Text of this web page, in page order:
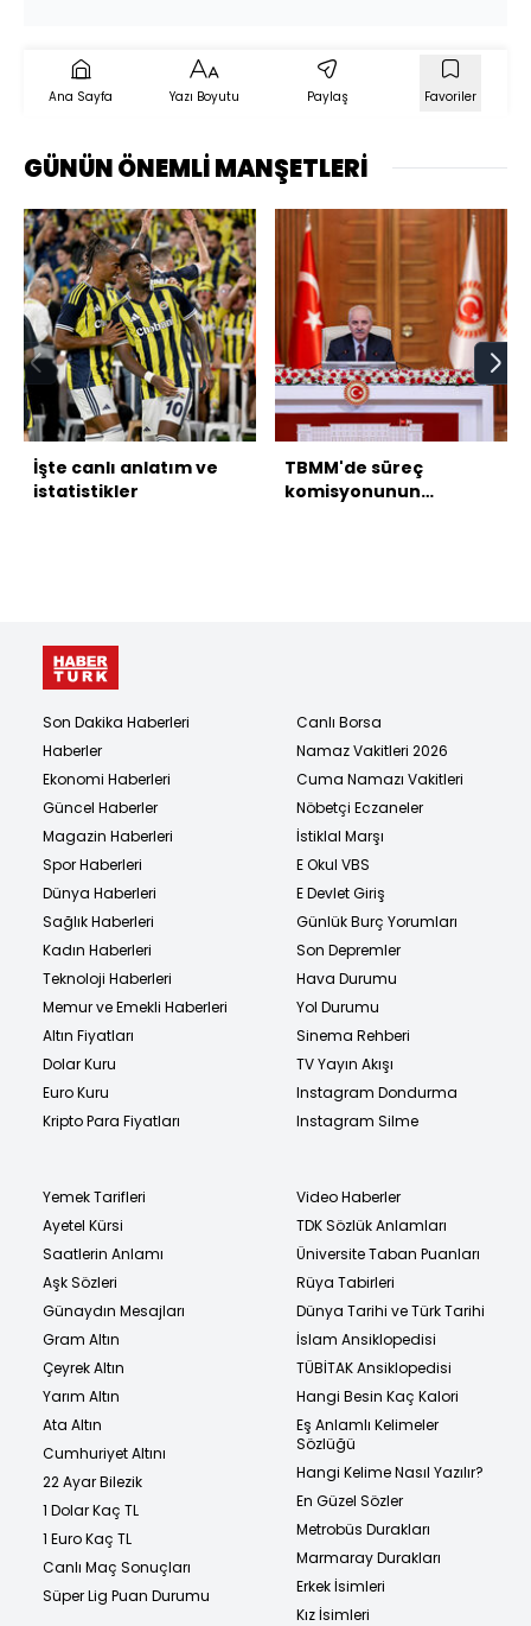
Ana Sayfa Yazı Boyutu Paylaş Favoriler
GÜNÜN ÖNEMLİ MANŞETLERİ
İşte canlı anlatım ve
istatistikler
TBMM'de süreç
komisyonunun
Son Dakika Haberleri
Haberler
Ekonomi Haberleri
Güncel Haberler
Magazin Haberleri
Spor Haberleri
Dünya Haberleri
Sağlık Haberleri
Kadın Haberleri
Teknoloji Haberleri
Memur ve Emekli Haberleri
Altın Fiyatları
Dolar Kuru
Euro Kuru
Kripto Para Fiyatları
Canlı Borsa
Namaz Vakitleri 2026
Cuma Namazı Vakitleri
Nöbetçi Eczaneler
İstiklal Marşı
E Okul VBS
E Devlet Giriş
Günlük Burç Yorumları
Son Depremler
Hava Durumu
Yol Durumu
Sinema Rehberi
TV Yayın Akışı
Instagram Dondurma
Instagram Silme
Yemek Tarifleri
Ayetel Kürsi
Saatlerin Anlamı
Aşk Sözleri
Günaydın Mesajları
Gram Altın
Çeyrek Altın
Yarım Altın
Ata Altın
Cumhuriyet Altını
22 Ayar Bilezik
1 Dolar Kaç TL
1 Euro Kaç TL
Canlı Maç Sonuçları
Süper Lig Puan Durumu
Video Haberler
TDK Sözlük Anlamları
Üniversite Taban Puanları
Rüya Tabirleri
Dünya Tarihi ve Türk Tarihi
İslam Ansiklopedisi
TÜBİTAK Ansiklopedisi
Hangi Besin Kaç Kalori
Eş Anlamlı Kelimeler
Sözlüğü
Hangi Kelime Nasıl Yazılır?
En Güzel Sözler
Metrobüs Durakları
Marmaray Durakları
Erkek İsimleri
Kız İsimleri